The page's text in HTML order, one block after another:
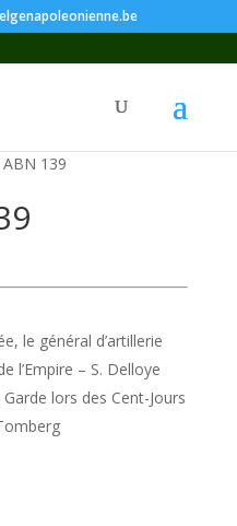
139
le général d’artillerie
l’Empire – S. Delloye
lors des Cent-Jours